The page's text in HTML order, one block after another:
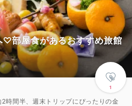
♡部屋食があるおすすめ旅館
1
時間半、週末トリップにぴったりの金